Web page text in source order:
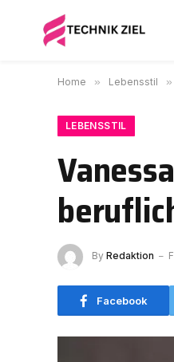
Home » Lebensstil »
LEBENSSTIL
By Redaktion
Facebook